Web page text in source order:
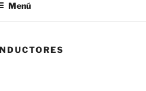
Menú